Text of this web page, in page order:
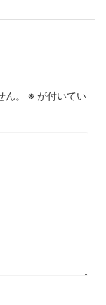
。 ※ が付いてい